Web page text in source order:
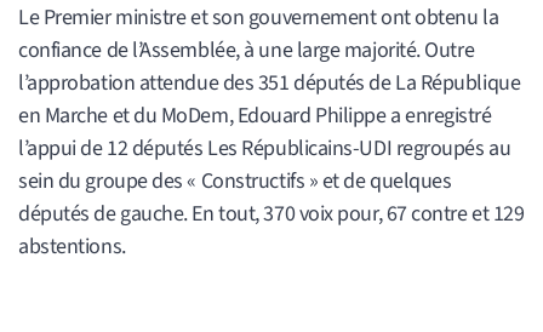
Le Premier ministre et son gouvernement ont obtenu la
confiance de l’Assemblée, à une large majorité. Outre
l’approbation attendue des 351 députés de La République
en Marche et du MoDem, Edouard Philippe a enregistré
l’appui de 12 députés Les Républicains-UDI regroupés au
sein du groupe des « Constructifs » et de quelques
députés de gauche. En tout, 370 voix pour, 67 contre et 129
abstentions.